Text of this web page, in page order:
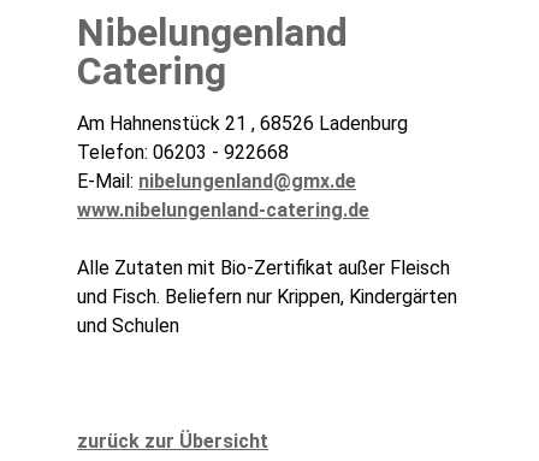
Nibelungenland
Catering
Am Hahnenstück 21 , 68526 Ladenburg
Telefon: 06203 - 922668
E-Mail: nibelungenland@gmx.de
www.nibelungenland-catering.de
Alle Zutaten mit Bio-Zertifikat außer Fleisch
und Fisch. Beliefern nur Krippen, Kindergärten
und Schulen
zurück zur Übersicht